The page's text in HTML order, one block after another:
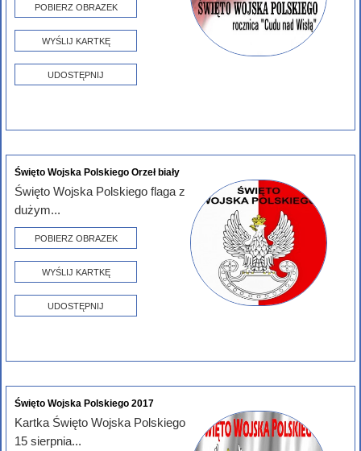
POBIERZ OBRAZEK
WYŚLIJ KARTKĘ
UDOSTĘPNIJ
Święto Wojska Polskiego Orzeł biały
Święto Wojska Polskiego flaga z
dużym...
POBIERZ OBRAZEK
WYŚLIJ KARTKĘ
UDOSTĘPNIJ
Święto Wojska Polskiego 2017
Kartka Święto Wojska Polskiego
15 sierpnia...